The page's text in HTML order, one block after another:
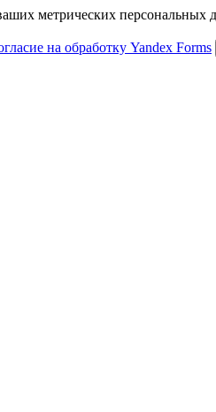
метрических
на обработку Yandex Forms